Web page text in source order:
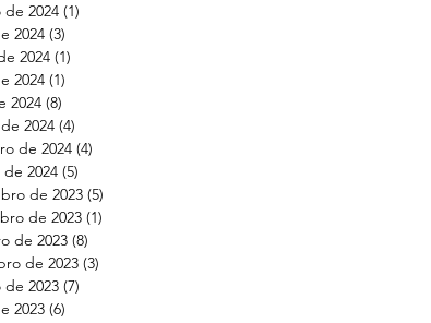
de 2024 (1)
2024 (3)
2024 (1)
2024 (1)
2024 (8)
2024 (4)
de 2024 (4)
2024 (5)
de 2023 (5)
de 2023 (1)
de 2023 (8)
de 2023 (3)
de 2023 (7)
2023 (6)